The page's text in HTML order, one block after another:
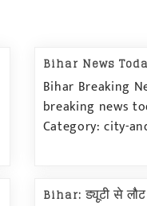
Bihar News
Bihar Breaking
breaking news
Category: city-
Bihar: ड्यूटी से